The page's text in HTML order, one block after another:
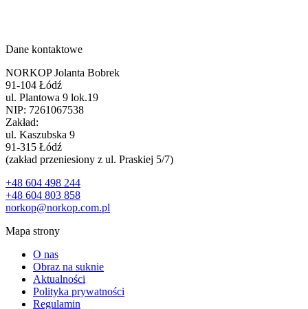
Dane kontaktowe
NORKOP Jolanta Bobrek
91-104 Łódź
ul. Plantowa 9 lok.19
NIP: 7261067538
Zakład:
ul. Kaszubska 9
91-315 Łódź
(zakład przeniesiony z ul. Praskiej 5/7)
+48 604 498 244
+48 604 803 858
norkop@norkop.com.pl
Mapa strony
O nas
Obraz na suknie
Aktualności
Polityka prywatności
Regulamin